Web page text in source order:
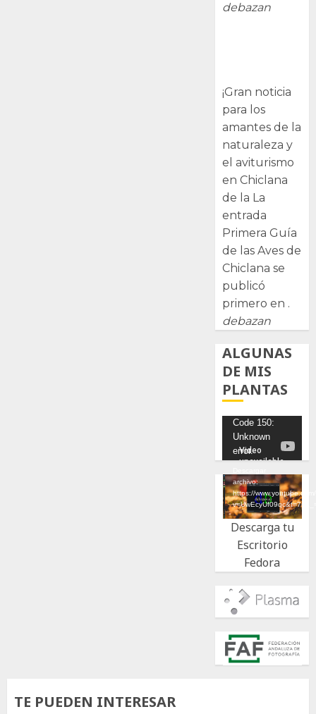
debazan
¡Gran noticia
para los
amantes de la
naturaleza y
el aviturismo
en Chiclana
de la La
entrada
Primera Guía
de las Aves de
Chiclana se
publicó
primero en .
debazan
ALGUNAS
DE MIS
PLANTAS
Reproductor
de
vídeo
Code 150:
Unknown
error.
archivo:
https://
Descarga tu
Escritorio
Fedora
TE PUEDEN INTERESAR